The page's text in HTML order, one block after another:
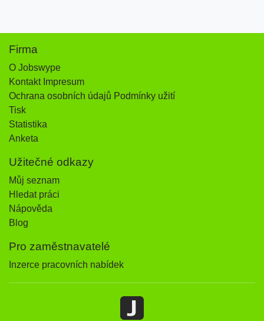
Firma
O Jobswype
Kontakt Impresum
Ochrana osobních údajů Podmínky užití
Tisk
Statistika
Anketa
Užitečné odkazy
Můj seznam
Hledat práci
Nápověda
Blog
Pro zaměstnavatelé
Inzerce pracovních nabídek